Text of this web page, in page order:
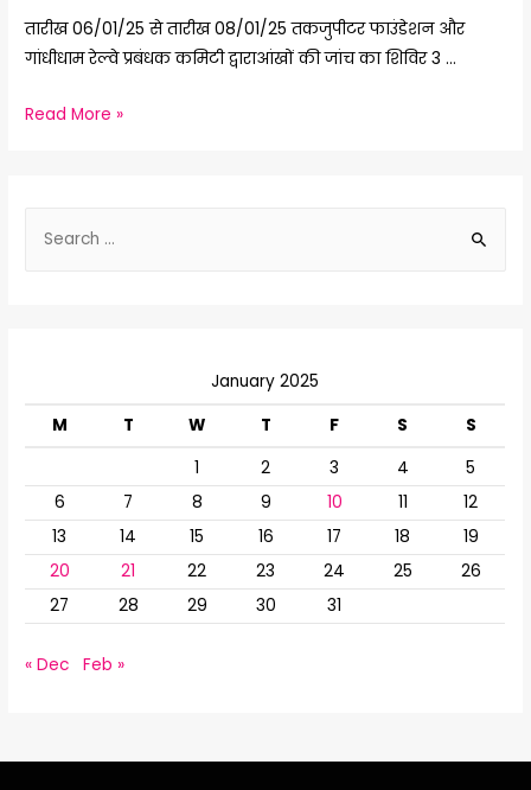
तारीख 06/01/25 से तारीख 08/01/25 तकजुपीटर फाउंडेशन और
गांधीधाम रेल्वे प्रबंधक कमिटी द्वाराआंखों की जांच का शिविर 3 …
जुपीटर
Read More »
January 2025
M
T W T F S
S
1
2 3 4
5
6
7 8 9 10 11
12
13
14 15 16 17 18
19
20
21 22 23 24 25
26
27
28 29 30 31
« Dec Feb »